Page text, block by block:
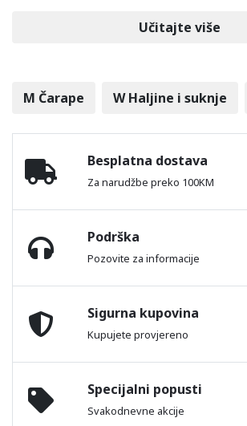
Učitajte više
M Čarape W Haljine i suknje
Besplatna dostava
Za narudžbe preko 100KM
Podrška
Pozovite za informacije
Sigurna kupovina
Kupujete provjereno
Specijalni popusti
Svakodnevne akcije